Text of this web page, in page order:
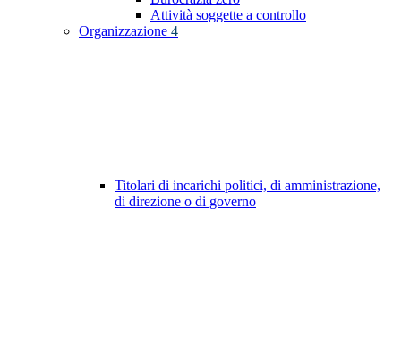
Attività soggette a controllo
Organizzazione 4
Titolari di incarichi politici, di amministrazione,
di direzione o di governo